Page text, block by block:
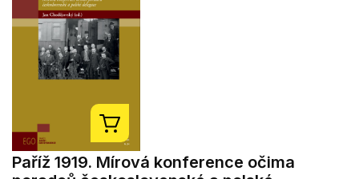
Paříž 1919. Mírová konference očima